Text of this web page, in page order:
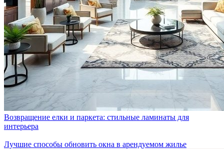
Возвращение елки и паркета: стильные ламинаты для
интерьера
Лучшие способы обновить окна в арендуемом жилье